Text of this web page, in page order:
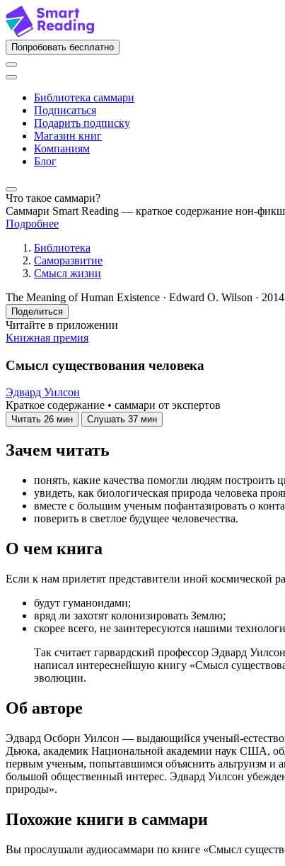
Попробовать бесплатно
Библиотека саммари
Подписаться
Подарить подписку
Магазин книг
Компаниям
Блог
Что такое саммари?
Саммари Smart Reading — краткое содержание нон-
Подробнее
Библиотека
Саморазвитие
Смысл жизни
The Meaning of Human Existence · Edward O. Wilson · 2014
Поделиться
Читайте в приложении
Книжная премия
Смысл существования человека
Эдвард Уилсон
Краткое содержание • саммари от экспертов
Читать 26 мин Слушать 37 мин
Зачем читать
понять, какие качества помогли людям построить
увидеть, как биологическая природа человека
вместе с большим ученым пофантазировать о
поверить в светлое будущее человечества.
О чем книга
Если к нам прилетят представители иной космической
будут гуманоидами;
вряд ли захотят колонизировать Землю;
скорее всего, не заинтересуются нашими
Так считает гарвардский профессор Эдвард
написал интереснейшую книгу «Смысл
эволюции.
Об авторе
Эдвард Осборн Уилсон — выдающийся ученый-
Дьюка, академик Национальной академии наук США,
первым ученым, попытавшимся объяснить альтруизм и
большой общественный интерес. Эдвард Уилсон
природы».
Похожие книги в саммари
Вы прослушали аудиосаммари по книге «Смысл